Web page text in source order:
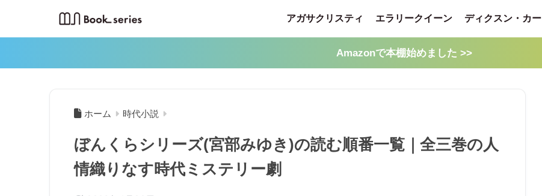
アガサクリスティ エラリークイーン ディクスン・カー
Amazonで本棚始めました >>
ホーム 時代小説
ぼんくらシリーズ(宮部みゆき)の読む順番一覧｜全三巻の人
情織りなす時代ミステリー劇